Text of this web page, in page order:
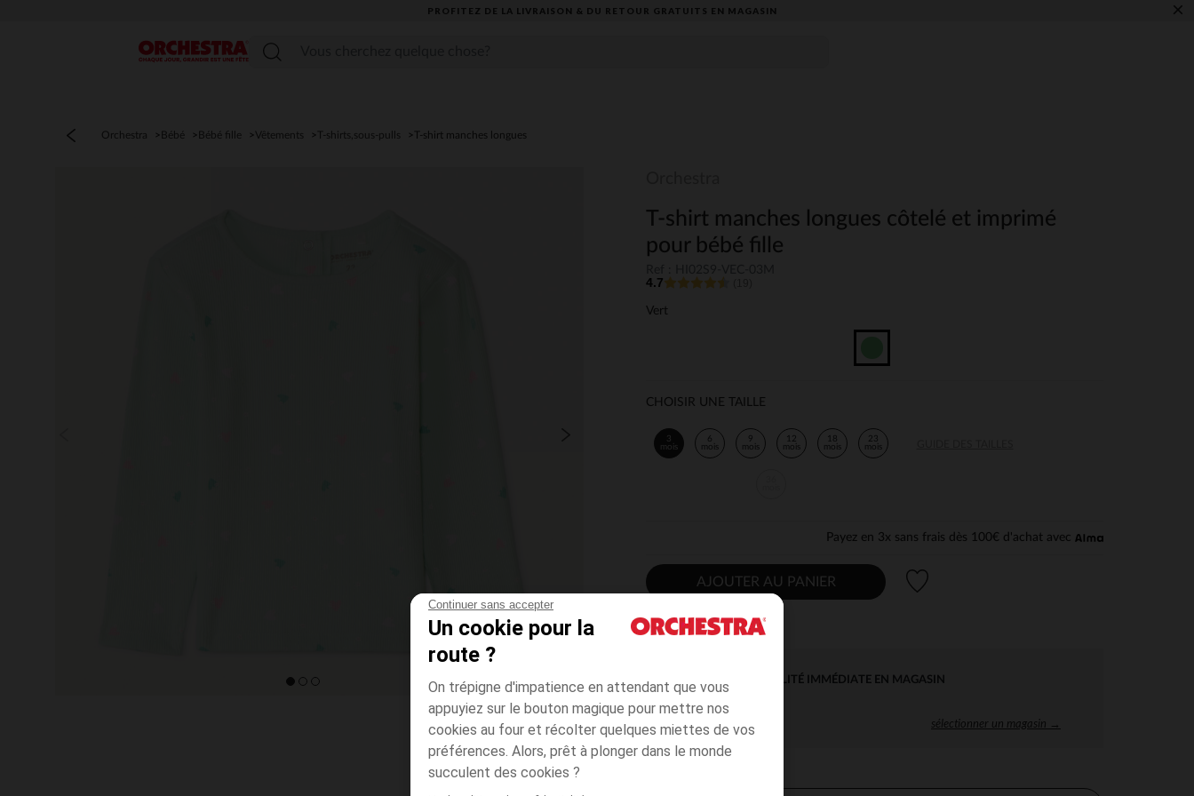
Continuer sans accepter
Un cookie pour la
route ?
On trépigne d'impatience en attendant que vous
appuyiez sur le bouton magique pour mettre nos
cookies au four et récolter quelques miettes de vos
préférences. Alors, prêt à plonger dans le monde
succulent des cookies ?
PROFITEZ DE LA LIVRAISON & DU RETOUR GRATUITS EN MAGASIN​ ×
Menu
Orchestra Bébé Bébé fille Vêtements T-shirts,sous-pulls T-shirt manches longues
T-shirt manches longues côtelé et imprimé
pour bébé fille
4.7
Vert
CHOISIR UNE TAILLE
3
mois
6
mois
9
mois
12
mois
18
mois
23
mois
Payez en 3x sans frais dès 100€ d'achat avec
AJOUTER AU PANIER
DISPONIBILITÉ IMMÉDIATE EN MAGASIN
sélectionner un magasin →